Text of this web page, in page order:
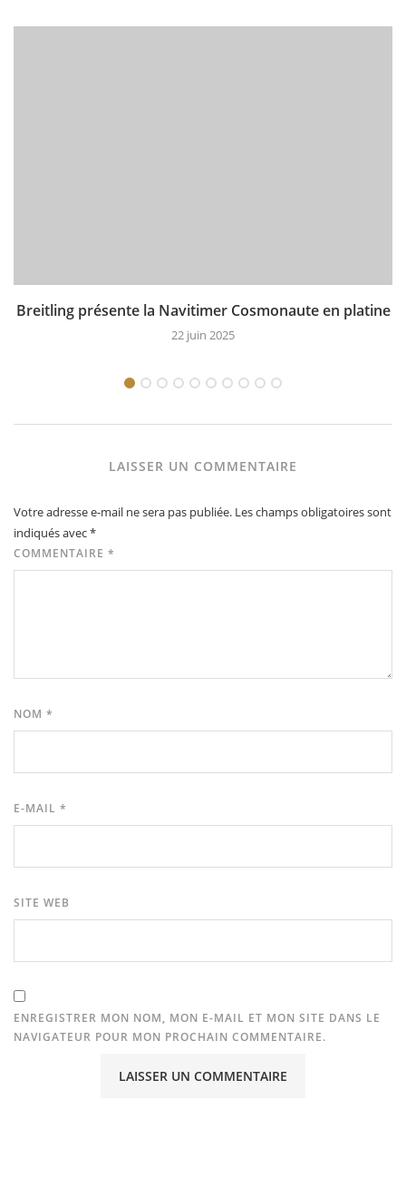
Breitling présente la Navitimer Cosmonaute en platine
22 juin 2025
LAISSER UN COMMENTAIRE
Votre adresse e-mail ne sera pas publiée. Les champs obligatoires sont
indiqués avec*
COMMENTAIRE *
NOM *
E-MAIL *
SITE WEB
ENREGISTRER MON NOM, MON E-MAIL ET MON SITE DANS LE
NAVIGATEUR POUR MON PROCHAIN COMMENTAIRE.